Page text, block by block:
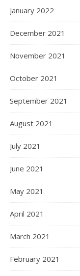
January 2022
December 2021
November 2021
October 2021
September 2021
August 2021
July 2021
June 2021
May 2021
April 2021
March 2021
February 2021